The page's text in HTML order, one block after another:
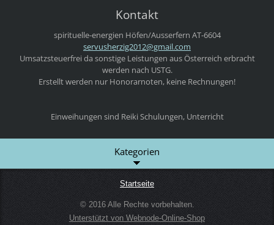
Kontakt
spirituelle-energien Höfen/Ausserfern AT-6604
servusherzig2012@gmail.com
Umsatzsteuerfrei da sonstige Leistungen aus Österreich erbracht
werden nach USTG.
Erstellt werden nur Honorarnoten, keine Rechnungen!
Einweihungen sind Reiki Schulungen, Unterricht
Kategorien
Startseite
© 2016 Alle Rechte vorbehalten.
Unterstützt von Webnode-Online-Shop